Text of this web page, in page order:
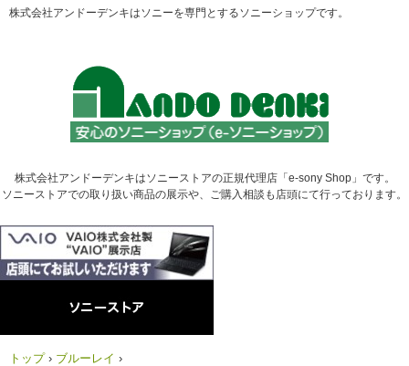
株式会社アンドーデンキはソニーを専門とするソニーショップです。
株式会社アンドーデンキはソニーストアの正規代理店「e-sony Shop」です。
ソニーストアでの取り扱い商品の展示や、ご購入相談も店頭にて行っております。
トップ › ブルーレイ ›